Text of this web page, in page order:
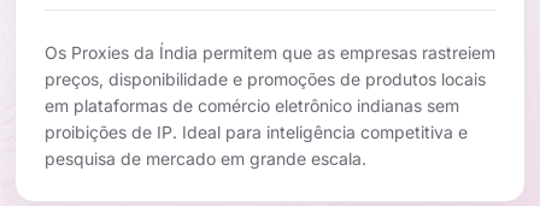
Os Proxies da Índia permitem que as empresas rastreiem
preços, disponibilidade e promoções de produtos locais
em plataformas de comércio eletrônico indianas sem
proibições de IP. Ideal para inteligência competitiva e
pesquisa de mercado em grande escala.